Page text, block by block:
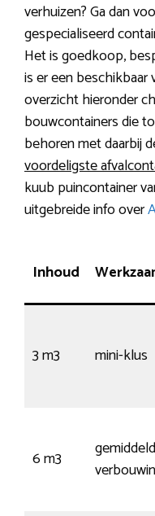
verhuizen? Ga dan
gespecialiseerd
Het is goedkoop,
is er een
overzicht hieronder
bouwcontainers die
behoren met daarbij
voordeligste
kuub puincontainer
uitgebreide info over
Inhoud
3 m3 mini-klus
6 m3